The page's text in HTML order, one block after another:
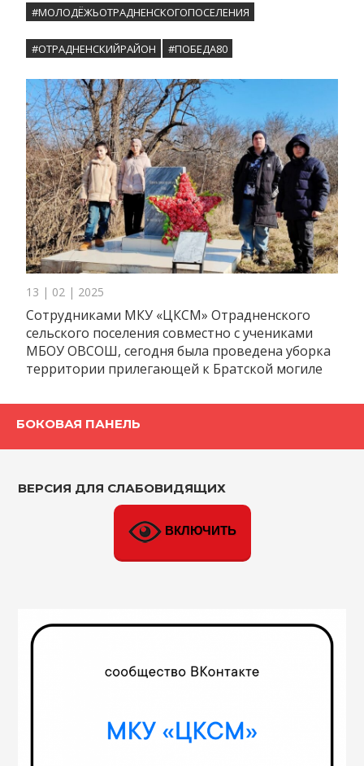
#МОЛОДЁЖЬОТРАДНЕНСКОГОПОСЕЛЕНИЯ
#ОТРАДНЕНСКИЙРАЙОН #ПОБЕДА80
13 | 02 | 2025
Сотрудниками МКУ «ЦКСМ» Отрадненского
сельского поселения совместно с учениками
МБОУ ОВСОШ, сегодня была проведена уборка
территории прилегающей к Братской могиле
БОКОВАЯ ПАНЕЛЬ
ВЕРСИЯ ДЛЯ СЛАБОВИДЯЩИХ
ВКЛЮЧИТЬ